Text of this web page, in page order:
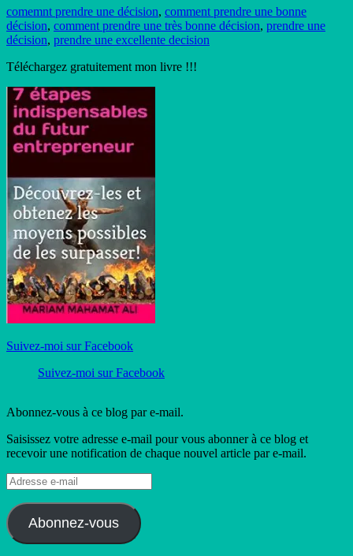
comemnt prendre une décision, comment prendre une bonne
décision, comment prendre une très bonne décision, prendre une
décision, prendre une excellente decision
Téléchargez gratuitement mon livre !!!
Suivez-moi sur Facebook
Suivez-moi sur Facebook
Abonnez-vous à ce blog par e-mail.
Saisissez votre adresse e-mail pour vous abonner à ce blog et
recevoir une notification de chaque nouvel article par e-mail.
Adresse
e-
mail
Abonnez-vous